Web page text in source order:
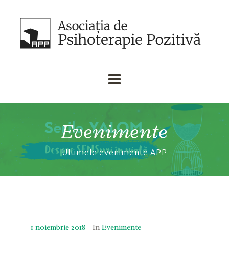
Evenimente
Ultimele evenimente APP
1 noiembrie 2018 In Evenimente